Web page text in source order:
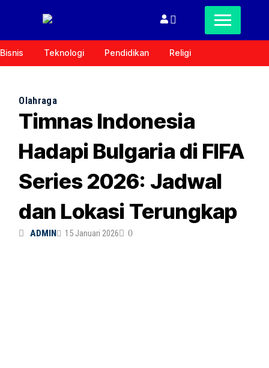
Bisnis Teknologi Pendidikan Religi
Olahraga
Timnas Indonesia
Hadapi Bulgaria di FIFA
Series 2026: Jadwal
dan Lokasi Terungkap
ADMIN 15 Januari 2026 0